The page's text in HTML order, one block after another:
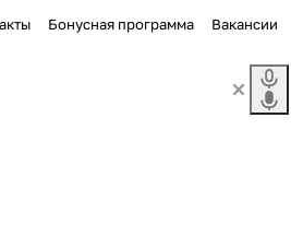
Бонусная программа Вакансии